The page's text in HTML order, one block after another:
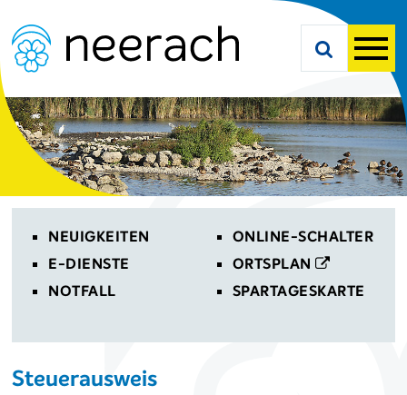
Suche
Toplinks
NEUIGKEITEN
E-DIENSTE
NOTFALL
ONLINE-SCHALTER
ORTSPLAN
SPARTAGESKARTE
Steuerausweis